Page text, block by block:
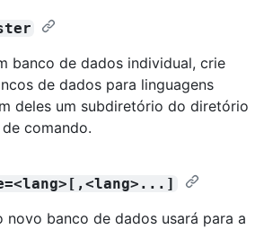
banco de dados individual, crie
de dados para linguagens
deles um subdiretório do diretório
comando.
novo banco de dados usará para a